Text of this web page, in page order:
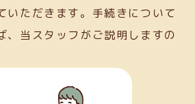
いただきます。手続きについて
、当スタッフがご説明しますの